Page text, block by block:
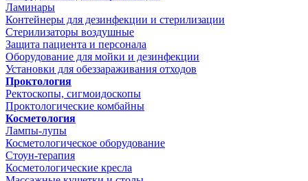
Ламинары
Контейнеры для дезинфекции и стерилизации
Стерилизаторы воздушные
Защита пациента и персонала
Оборудование для мойки и дезинфекции
Установки для обеззараживания отходов
Проктология
Ректоскопы, сигмоидоскопы
Проктологические комбайны
Косметология
Лампы-лупы
Косметологическое оборудование
Стоун-терапия
Косметологические кресла